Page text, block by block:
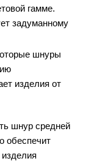
гамме.
задуманному
шнуры
изделия от
шнур средней
обеспечит